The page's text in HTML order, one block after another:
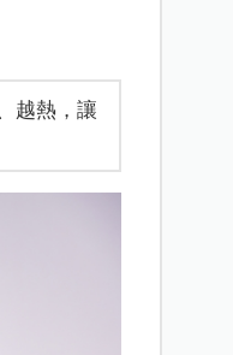
越熱，讓